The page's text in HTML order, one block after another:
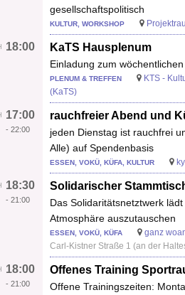
gesellschaftspolitisch
KULTUR, WORKSHOP
KaTS Hausplenum
Einladung zum
18:00
PLENUM & TREFFEN
KTS -
(KaTS)
rauchfreier Abend und
jeden Dienstag ist rauchfrei
Alle) auf Spendenbasis
17:00
- 22:00
ESSEN, VOKÜ, KÜFA, KULTUR
Solidarischer
Das Solidaritätsnetztwerk
Atmosphäre auszutauschen
18:30
- 21:00
ESSEN, VOKÜ, KÜFA ganz
Carl-Kistner Straße 1 (an der
Offenes Training
Offene Trainingszeiten:
18:00
- 21:00